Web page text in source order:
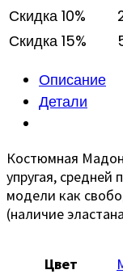
Скидка 10%
Скидка 15%
Описание
Детали
Костюмная
упругая, средней
модели как
(наличие
Цвет